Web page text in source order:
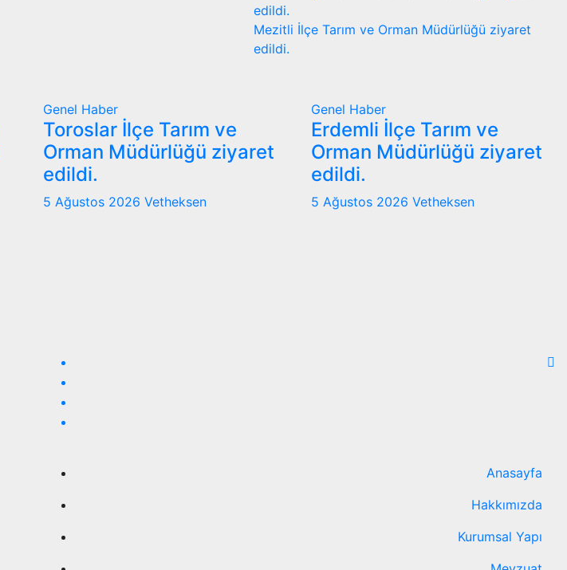
edildi.
Mezitli İlçe Tarım ve Orman Müdürlüğü ziyaret
edildi.
Genel Haber
Toroslar İlçe Tarım ve
Orman Müdürlüğü ziyaret
edildi.
5 Ağustos 2026 Vetheksen
Genel Haber
Erdemli İlçe Tarım ve
Orman Müdürlüğü ziyaret
edildi.
5 Ağustos 2026 Vetheksen
Anasayfa
Hakkımızda
Kurumsal Yapı